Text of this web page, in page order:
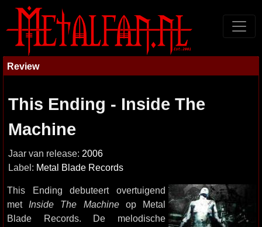
Review
This Ending - Inside The
Machine
Jaar van release: 2006
Label: Metal Blade Records
This Ending debuteert overtuigend
met Inside The Machineop Metal
Blade Records. De melodische